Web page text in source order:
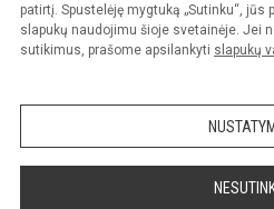
patirtį. Spustelėję mygtuką „Sutinku“,
slapukų naudojimu šioje svetainėje. Jei
sutikimus, prašome apsilankyti slapukų
Prieinamumo paraiška
Sumanus būdas atnaujinti